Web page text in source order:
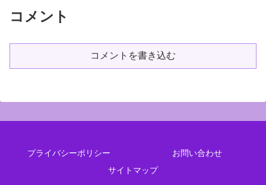
コメント
コメントを書き込む
プライバシーポリシー
お問い合わせ
サイトマップ